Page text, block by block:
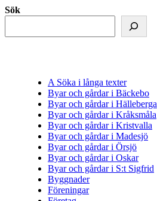
Sök
A Söka i långa texter
Byar och gårdar i Bäckebo
Byar och gårdar i Hälleberga
Byar och gårdar i Kråksmåla
Byar och gårdar i Kristvalla
Byar och gårdar i Madesjö
Byar och gårdar i Örsjö
Byar och gårdar i Oskar
Byar och gårdar i S:t Sigfrid
Byggnader
Föreningar